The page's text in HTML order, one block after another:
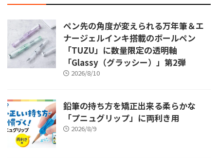
ペン先の角度が変えられる万年筆＆エ
ナージェルインキ搭載のボールペン
「TUZU」に数量限定の透明軸
「Glassy（グラッシー）」第2弾
2026/8/10
鉛筆の持ち方を矯正出来る柔らかな
「プニュグリップ」に両利き用
2026/8/9